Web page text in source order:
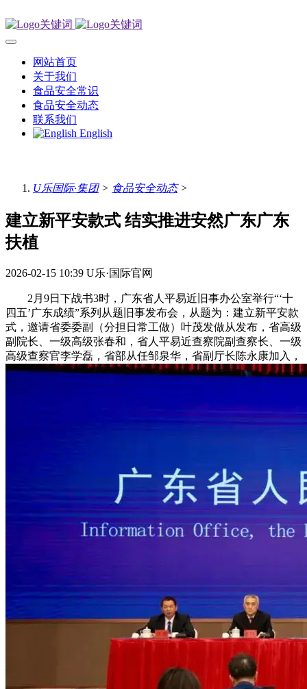
网站首页
关于我们
食品安全常识
食品安全动态
联系我们
English
U乐国际·集团> 食品安全动态>
建立新平安款式 结实推进安然广东广东
扶植
2026-02-15 10:39 U乐·国际官网
2月9日下战书3时，广东省人平易近旧事办公室举行“‘十
四五’广东成绩”系列从题旧事发布会，从题为：建立新平安款
式，邀请省委委副（分担日常工做）叶茂发做从发布，省高级
副院长、一级高级张春和，省人平易近查察院副查察长、一级
高级查察官李学磊，省部从任邹泉华，省副厅长陈永康加入，